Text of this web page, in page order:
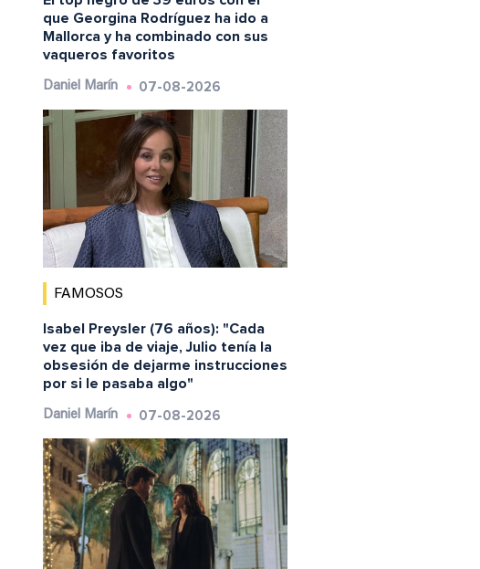
que Georgina Rodríguez ha ido a
Mallorca y ha combinado con sus
vaqueros favoritos
Daniel Marín 07-08-2026
FAMOSOS
Isabel Preysler (76 años): "Cada
vez que iba de viaje, Julio tenía la
obsesión de dejarme instrucciones
por si le pasaba algo"
Daniel Marín 07-08-2026